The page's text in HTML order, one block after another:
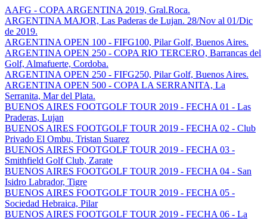
AAFG - COPA ARGENTINA 2019, Gral.Roca.
ARGENTINA MAJOR, Las Paderas de Lujan. 28/Nov al 01/Dic
de 2019.
ARGENTINA OPEN 100 - FIFG100, Pilar Golf, Buenos Aires.
ARGENTINA OPEN 250 - COPA RIO TERCERO, Barrancas del
Golf, Almafuerte, Cordoba.
ARGENTINA OPEN 250 - FIFG250, Pilar Golf, Buenos Aires.
ARGENTINA OPEN 500 - COPA LA SERRANITA, La
Serranita, Mar del Plata.
BUENOS AIRES FOOTGOLF TOUR 2019 - FECHA 01 - Las
Praderas, Lujan
BUENOS AIRES FOOTGOLF TOUR 2019 - FECHA 02 - Club
Privado El Ombu, Tristan Suarez
BUENOS AIRES FOOTGOLF TOUR 2019 - FECHA 03 -
Smithfield Golf Club, Zarate
BUENOS AIRES FOOTGOLF TOUR 2019 - FECHA 04 - San
Isidro Labrador, Tigre
BUENOS AIRES FOOTGOLF TOUR 2019 - FECHA 05 -
Sociedad Hebraica, Pilar
BUENOS AIRES FOOTGOLF TOUR 2019 - FECHA 06 - La